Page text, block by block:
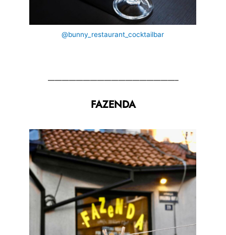
@bunny_restaurant_cocktailbar
——————————————————–
FAZENDA